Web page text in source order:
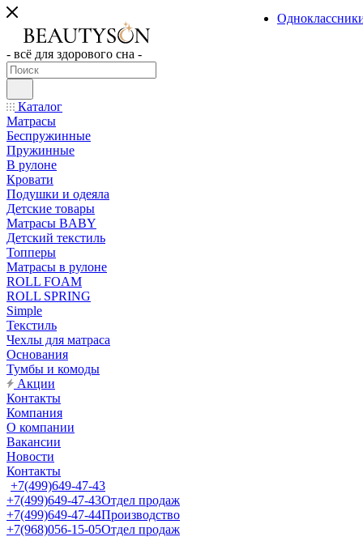
- всё для здорового сна -
Каталог
Матрасы
Беспружинные
Пружинные
В рулоне
Кровати
Подушки и одеяла
Детские товары
Матрасы BABY
Детский текстиль
Топперы
Матрасы в рулоне
ROLL FOAM
ROLL SPRING
Simple
Текстиль
Чехлы для матраса
Основания
Тумбы и комоды
Акции
Контакты
Компания
О компании
Вакансии
Новости
Контакты
+7(499)649-47-43
+7(499)649-47-43Отдел продаж
+7(499)649-47-44Производство
+7(968)056-15-05Отдел продаж